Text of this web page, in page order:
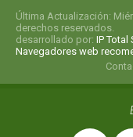
Última Actualización:
derechos reservados.
desarrollado por: IP Total
Navegadores web